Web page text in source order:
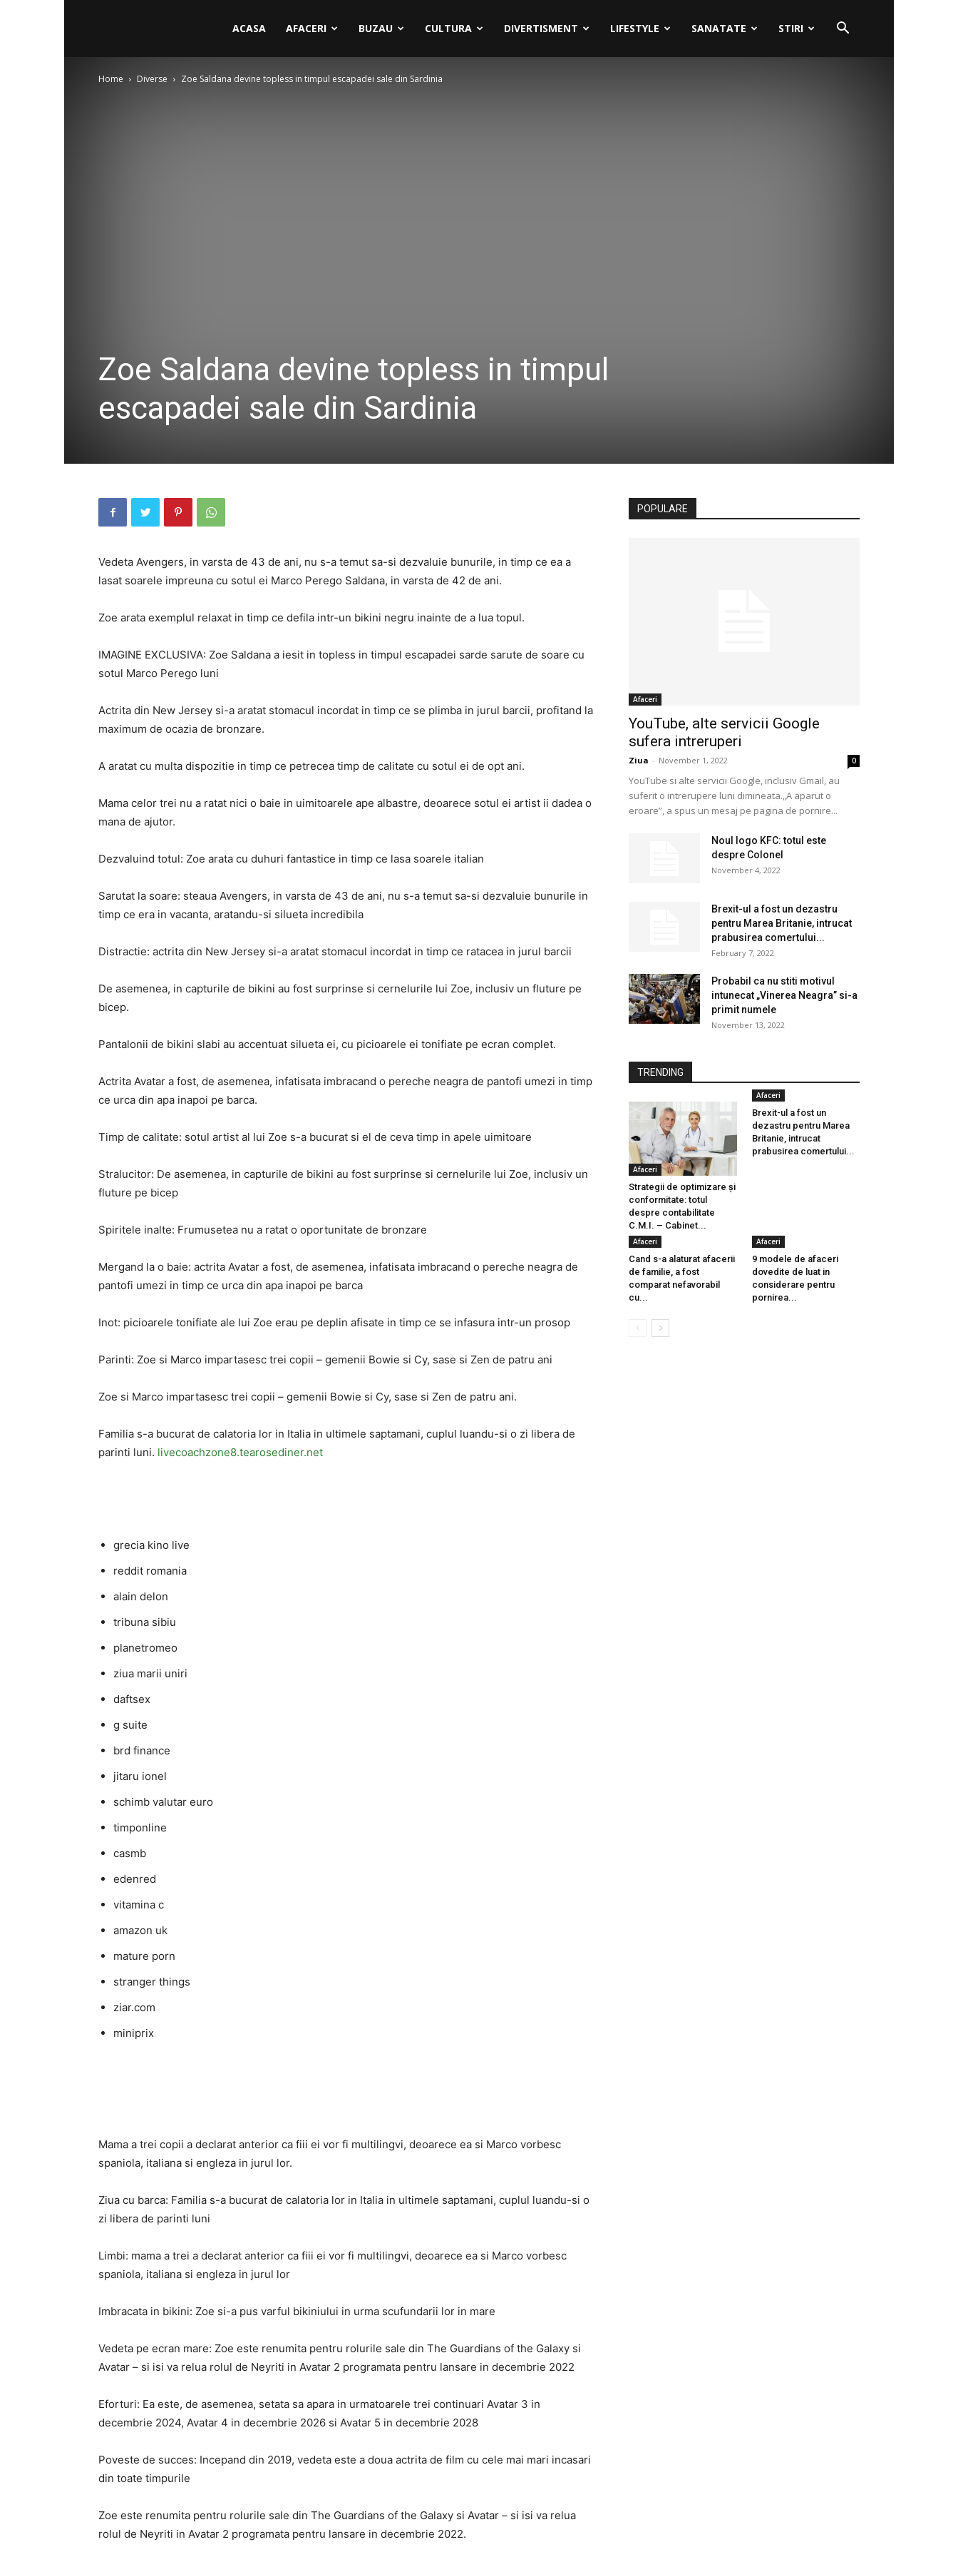
ACASA AFACERI BUZAU CULTURA DIVERTISMENT LIFESTYLE SANATATE STIRI
Home Diverse Zoe Saldana devine topless in timpul escapadei sale din Sardinia
Zoe Saldana devine topless in timpul
escapadei sale din Sardinia
Vedeta Avengers, in varsta de 43 de ani, nu s-a temut sa-si dezvaluie bunurile, in timp ce ea a
lasat soarele impreuna cu sotul ei Marco Perego Saldana, in varsta de 42 de ani.
Zoe arata exemplul relaxat in timp ce defila intr-un bikini negru inainte de a lua topul.
IMAGINE EXCLUSIVA: Zoe Saldana a iesit in topless in timpul escapadei sarde sarute de soare cu
sotul Marco Perego luni
Actrita din New Jersey si-a aratat stomacul incordat in timp ce se plimba in jurul barcii, profitand la
maximum de ocazia de bronzare.
A aratat cu multa dispozitie in timp ce petrecea timp de calitate cu sotul ei de opt ani.
Mama celor trei nu a ratat nici o baie in uimitoarele ape albastre, deoarece sotul ei artist ii dadea o
mana de ajutor.
Dezvaluind totul: Zoe arata cu duhuri fantastice in timp ce lasa soarele italian
Sarutat la soare: steaua Avengers, in varsta de 43 de ani, nu s-a temut sa-si dezvaluie bunurile in
timp ce era in vacanta, aratandu-si silueta incredibila
Distractie: actrita din New Jersey si-a aratat stomacul incordat in timp ce ratacea in jurul barcii
De asemenea, in capturile de bikini au fost surprinse si cernelurile lui Zoe, inclusiv un fluture pe
bicep.
Pantalonii de bikini slabi au accentuat silueta ei, cu picioarele ei tonifiate pe ecran complet.
Actrita Avatar a fost, de asemenea, infatisata imbracand o pereche neagra de pantofi umezi in timp
ce urca din apa inapoi pe barca.
Timp de calitate: sotul artist al lui Zoe s-a bucurat si el de ceva timp in apele uimitoare
Stralucitor: De asemenea, in capturile de bikini au fost surprinse si cernelurile lui Zoe, inclusiv un
fluture pe bicep
Spiritele inalte: Frumusetea nu a ratat o oportunitate de bronzare
Mergand la o baie: actrita Avatar a fost, de asemenea, infatisata imbracand o pereche neagra de
pantofi umezi in timp ce urca din apa inapoi pe barca
Inot: picioarele tonifiate ale lui Zoe erau pe deplin afisate in timp ce se infasura intr-un prosop
Parinti: Zoe si Marco impartasesc trei copii – gemenii Bowie si Cy, sase si Zen de patru ani
Zoe si Marco impartasesc trei copii – gemenii Bowie si Cy, sase si Zen de patru ani.
Familia s-a bucurat de calatoria lor in Italia in ultimele saptamani, cuplul luandu-si o zi libera de
parinti luni. livecoachzone8.tearosediner.net
grecia kino live
reddit romania
alain delon
tribuna sibiu
planetromeo
ziua marii uniri
daftsex
g suite
brd finance
jitaru ionel
schimb valutar euro
timponline
casmb
edenred
vitamina c
amazon uk
mature porn
stranger things
ziar.com
miniprix
Mama a trei copii a declarat anterior ca fiii ei vor fi multilingvi, deoarece ea si Marco vorbesc
spaniola, italiana si engleza in jurul lor.
Ziua cu barca: Familia s-a bucurat de calatoria lor in Italia in ultimele saptamani, cuplul luandu-si o
zi libera de parinti luni
Limbi: mama a trei a declarat anterior ca fiii ei vor fi multilingvi, deoarece ea si Marco vorbesc
spaniola, italiana si engleza in jurul lor
Imbracata in bikini: Zoe si-a pus varful bikiniului in urma scufundarii lor in mare
Vedeta pe ecran mare: Zoe este renumita pentru rolurile sale din The Guardians of the Galaxy si
Avatar – si isi va relua rolul de Neyriti in Avatar 2 programata pentru lansare in decembrie 2022
Eforturi: Ea este, de asemenea, setata sa apara in urmatoarele trei continuari Avatar 3 in
decembrie 2024, Avatar 4 in decembrie 2026 si Avatar 5 in decembrie 2028
Poveste de succes: Incepand din 2019, vedeta este a doua actrita de film cu cele mai mari incasari
din toate timpurile
Zoe este renumita pentru rolurile sale din The Guardians of the Galaxy si Avatar – si isi va relua
rolul de Neyriti in Avatar 2 programata pentru lansare in decembrie 2022.
POPULARE
Afaceri
YouTube, alte servicii Google
sufera intreruperi
Ziua - November 1, 2022 0
YouTube si alte servicii Google, inclusiv Gmail, au
suferit o intrerupere luni dimineata.„A aparut o
eroare”, a spus un mesaj pe pagina de pornire...
Noul logo KFC: totul este
despre Colonel
November 4, 2022
Brexit-ul a fost un dezastru
pentru Marea Britanie, intrucat
prabusirea comertului...
February 7, 2022
Probabil ca nu stiti motivul
intunecat „Vinerea Neagra” si-a
primit numele
November 13, 2022
TRENDING
Afaceri
Strategii de optimizare și
conformitate: totul
despre contabilitate
C.M.I. – Cabinet...
Afaceri
Brexit-ul a fost un
dezastru pentru Marea
Britanie, intrucat
prabusirea comertului...
Afaceri
Cand s-a alaturat afacerii
de familie, a fost
comparat nefavorabil
cu...
Afaceri
9 modele de afaceri
dovedite de luat in
considerare pentru
pornirea...